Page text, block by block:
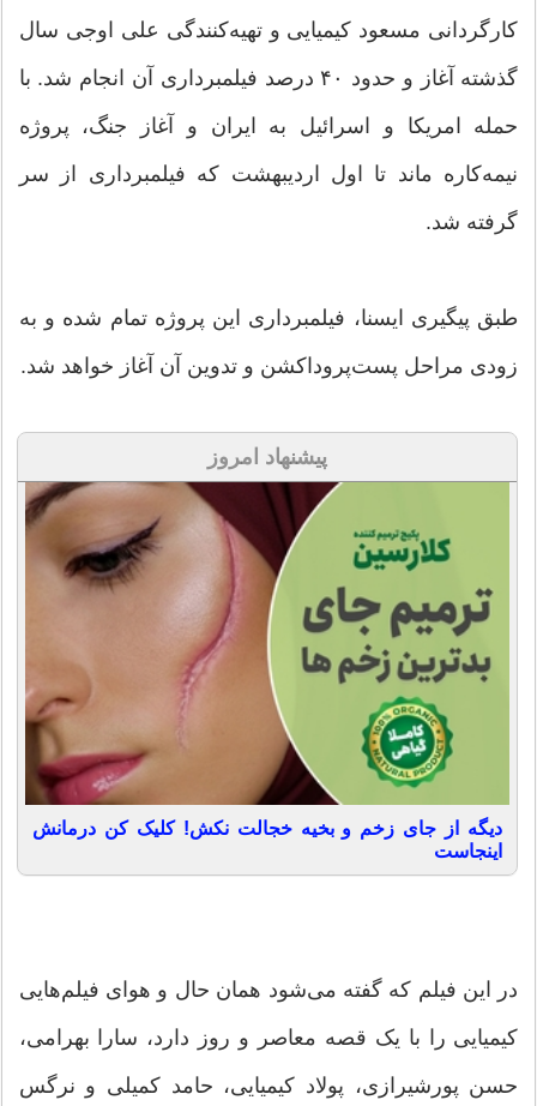
کارگردانی مسعود کیمیایی و تهیه‌کنندگی علی اوجی سال
گذشته آغاز و حدود ۴۰ درصد فیلمبرداری آن انجام شد. با
حمله امریکا و اسرائیل به ایران و آغاز جنگ، پروژه
نیمه‌کاره ماند تا اول اردیبهشت‌ که فیلمبرداری از سر
گرفته شد.
طبق پیگیری ایسنا، فیلمبرداری این پروژه تمام شده و به
زودی مراحل پست‌پروداکشن و تدوین آن آغاز خواهد شد.
پیشنهاد امروز
دیگه از جای زخم و بخیه خجالت نکش! کلیک کن درمانش
اینجاست
در این فیلم که گفته می‌شود همان حال و هوای فیلم‌هایی
کیمیایی را با یک قصه معاصر و روز دارد، سارا بهرامی،
حسن پورشیرازی، پولاد کیمیایی، حامد کمیلی و نرگس